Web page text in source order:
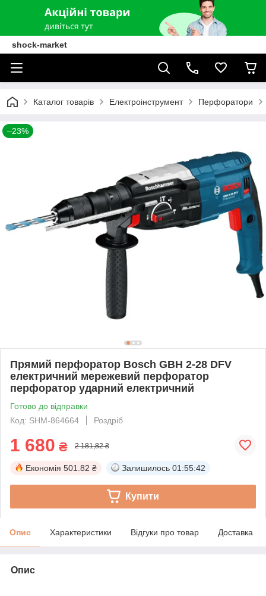
shock-market
Каталог товарів Електроінструмент Перфоратори
–23%
Прямий перфоратор Bosch GBH 2-28 DFV
електричний мережевий перфоратор
перфоратор ударний електричний
Готово до відправки
Код: SHM-864664
Роздріб
1 680 ₴ 2 181,82 ₴
Економія 501.82 ₴ Залишилось 01:55:41
Купити
Опис Характеристики Відгуки про товар Доставка
Опис